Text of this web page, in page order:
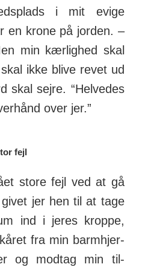
i mit evige
krone på jorden. –
min kær­lighed skal
ikke blive revet ud
skal sejre. “Helvedes
over jer.”
fejl
store fejl ved at gå
jer hen til at tage
ind i jeres kroppe,
fra min barm­hjer­
og modtag min til­